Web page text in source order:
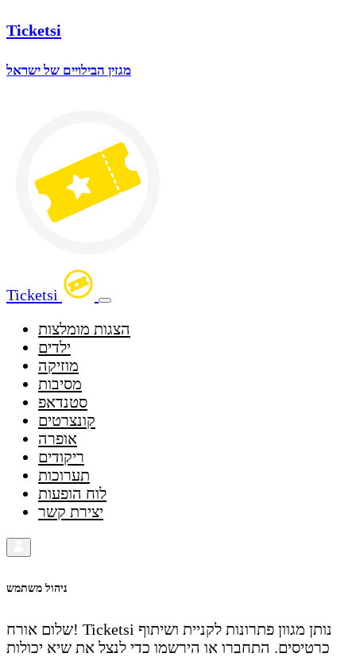
Ticketsi
מגזין הבילויים של ישראל
Ticketsi
הצגות מומלצות
ילדים
מוזיקה
מסיבות
סטנדאפ
קונצרטים
אופרה
ריקודים
תערוכות
לוח הופעות
יצירת קשר
ניהול משתמש
שלום אורח! Ticketsi נותן מגוון פתרונות לקניית ושיתוף
כרטיסים. התחברו או הירשמו כדי לנצל את שיא יכולות